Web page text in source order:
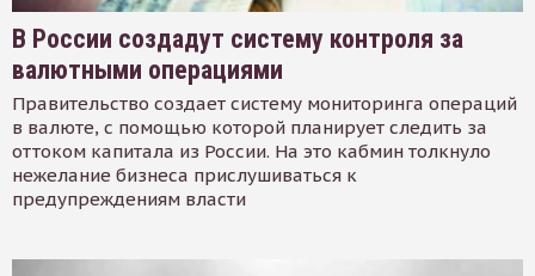
В России создадут систему контроля за
валютными операциями
Правительство создает систему мониторинга операций
в валюте, с помощью которой планирует следить за
оттоком капитала из России. На это кабмин толкнуло
нежелание бизнеса прислушиваться к
предупреждениям власти